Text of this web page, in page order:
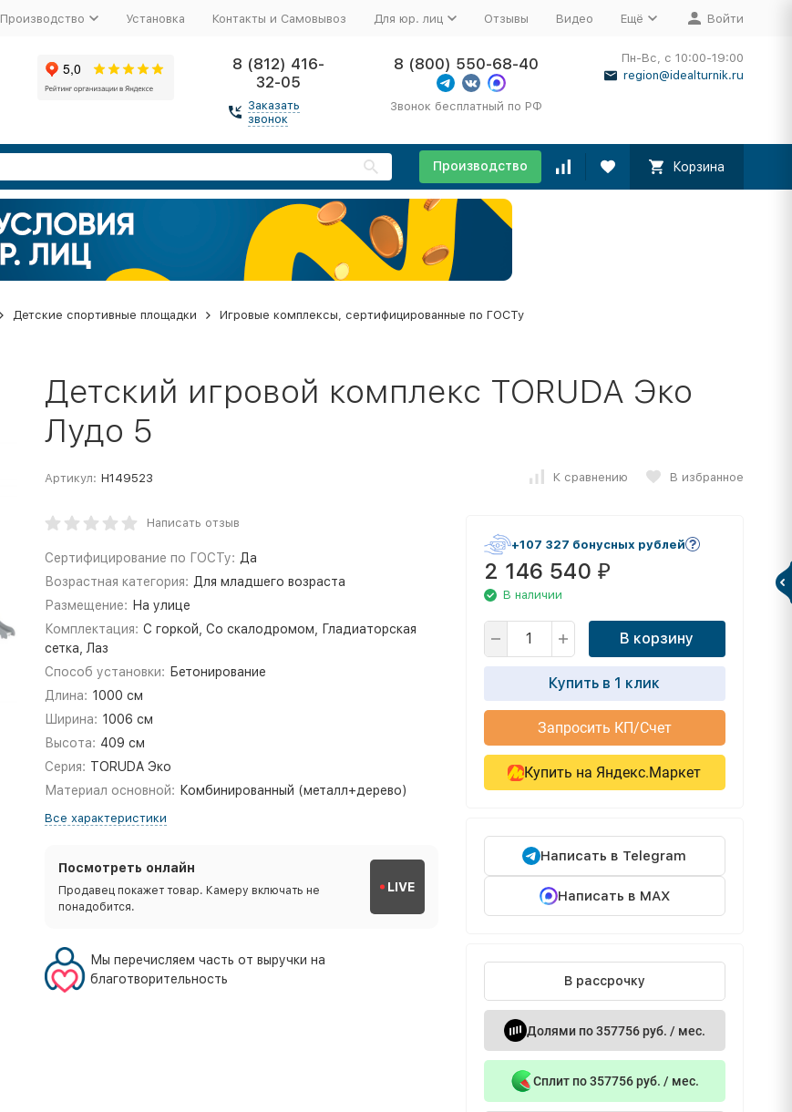
Производство Установка Контакты и Самовывоз Для юр. лиц Отзывы Видео Ещё Войти
8 (812) 416-
32-05
Заказать
звонок
8 (800) 550-68-40
Звонок бесплатный по РФ
Пн-Вс, с 10:00-19:00
region@idealturnik.ru
Производство Корзина
Детские спортивные площадки
Игровые комплексы, сертифицированные по ГОСТу
Детский игровой комплекс TORUDA Эко
Лудо 5
Артикул: Н149523 К сравнению В избранное
Написать отзыв
Сертифицирование по ГОСТу: Да
Возрастная категория: Для младшего возраста
Размещение: На улице
Комплектация: С горкой, Со скалодромом, Гладиаторская
сетка, Лаз
Способ установки: Бетонирование
Длина: 1000 см
Ширина: 1006 см
Высота: 409 см
Серия: TORUDA Эко
Материал основной: Комбинированный (металл+дерево)
Все характеристики
Посмотреть онлайн
Продавец покажет товар. Камеру включать не
понадобится.
LIVE
Мы перечисляем часть от выручки на
благотворительность
+107 327 бонусных рублей
2 146 540 ₽
В наличии
В корзину
Купить в 1 клик
Запросить КП/Счет
Купить на Яндекс.Маркет
Написать в Telegram
Написать в MAX
В рассрочку
Долями по 357756 руб. / мес.
Сплит по 357756 руб. / мес.